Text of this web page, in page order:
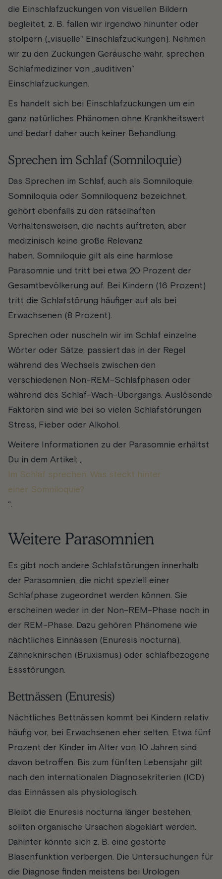
die Einschlafzuckungen von visuellen Bildern
begleitet, z. B. fallen wir irgendwo hinunter oder
stolpern („visuelle“ Einschlafzuckungen). Nehmen
wir zu den Zuckungen Geräusche wahr, sprechen
Schlafmediziner von „auditiven“
Einschlafzuckungen.
Es handelt sich bei Einschlafzuckungen um ein
ganz natürliches Phänomen ohne Krankheitswert
und bedarf daher auch keiner Behandlung.
Sprechen im Schlaf (Somniloquie)
Das Sprechen im Schlaf, auch als Somniloquie,
Somniloquia oder Somniloquenz bezeichnet,
gehört ebenfalls zu den rätselhaften
Verhaltensweisen, die nachts auftreten, aber
medizinisch keine große Relevanz
haben. Somniloquie gilt als eine harmlose
Parasomnie und tritt bei etwa 20 Prozent der
Gesamtbevölkerung auf. Bei Kindern (16 Prozent)
tritt die Schlafstörung häufiger auf als bei
Erwachsenen (8 Prozent).
Sprechen oder nuscheln wir im Schlaf einzelne
Wörter oder Sätze, passiert das in der Regel
während des Wechsels zwischen den
verschiedenen Non-REM-Schlafphasen oder
während des Schlaf-Wach-Übergangs. Auslösende
Faktoren sind wie bei so vielen Schlafstörungen
Stress, Fieber oder Alkohol.
Weitere Informationen zu der Parasomnie erhältst
Du in dem Artikel: „
Im Schlaf sprechen: Was steckt hinter
einer Somniloquie?
“.
Weitere Parasomnien
Es gibt noch andere Schlafstörungen innerhalb
der Parasomnien, die nicht speziell einer
Schlafphase zugeordnet werden können. Sie
erscheinen weder in der Non-REM-Phase noch in
der REM-Phase. Dazu gehören Phänomene wie
nächtliches Einnässen (Enuresis nocturna),
Zähneknirschen (Bruxismus) oder schlafbezogene
Essstörungen.
Bettnässen (Enuresis)
Nächtliches Bettnässen kommt bei Kindern relativ
häufig vor, bei Erwachsenen eher selten. Etwa fünf
Prozent der Kinder im Alter von 10 Jahren sind
davon betroffen. Bis zum fünften Lebensjahr gilt
nach den internationalen Diagnosekriterien (ICD)
das Einnässen als physiologisch.
Bleibt die Enuresis nocturna länger bestehen,
sollten organische Ursachen abgeklärt werden.
Dahinter könnte sich z. B. eine gestörte
Blasenfunktion verbergen. Die Untersuchungen für
die Diagnose finden meistens bei Urologen